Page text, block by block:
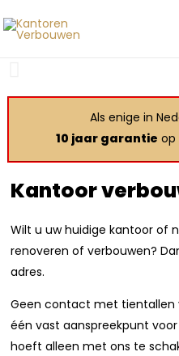
naar
Als enige in
10 jaar garantie op
Kantoor
Wilt u uw huidige kantoor of
renoveren of verbouwen?
adres.
Geen contact met tientallen
één vast aanspreekpunt
hoeft alleen met ons te